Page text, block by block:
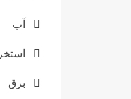
آب
استخر
برق